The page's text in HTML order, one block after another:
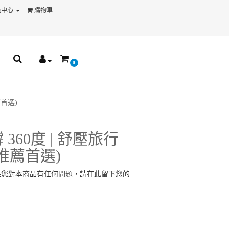
心 購物車
0
選)
360度 | 舒壓旅行
薦首選)
對本商品有任何問題，請在此留下您的